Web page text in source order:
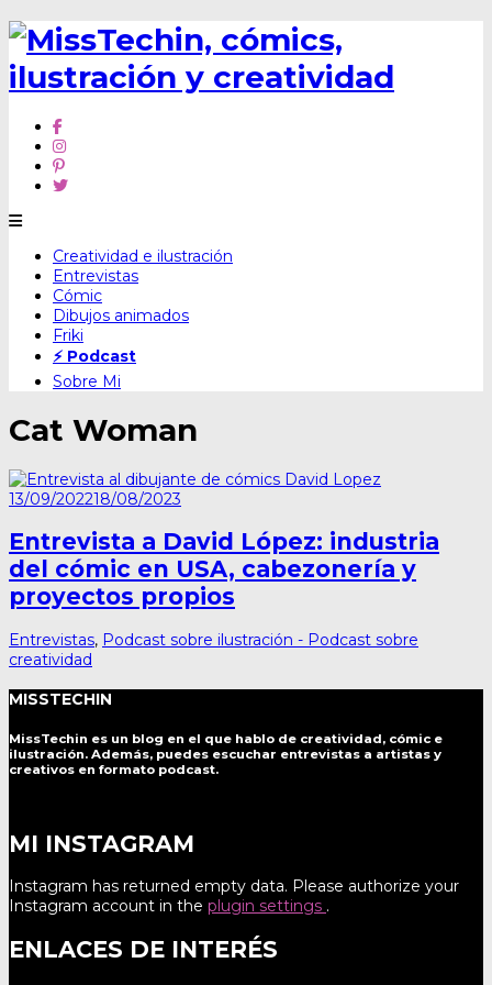
Skip
content
Creatividad e ilustración
Entrevistas
Cómic
Dibujos animados
Friki
⚡ Podcast
Sobre Mi
Cat Woman
13/09/202218/08/2023
Entrevista a David López: industria
del cómic en USA, cabezonería y
proyectos propios
Entrevistas, Podcast sobre ilustración - Podcast sobre
creatividad
MISSTECHIN
MissTechin es un blog en el que hablo de creatividad, cómic e
ilustración. Además, puedes escuchar entrevistas a artistas y
creativos en formato podcast.
MI INSTAGRAM
Instagram has returned empty data. Please authorize your
Instagram account in the plugin settings .
ENLACES DE INTERÉS